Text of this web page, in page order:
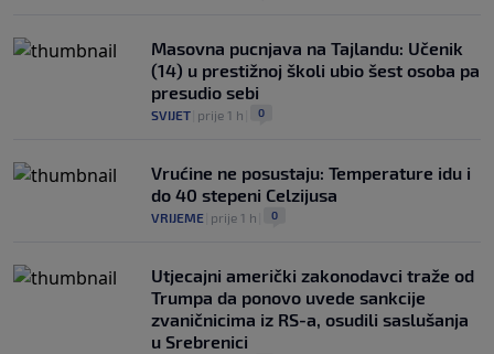
Masovna pucnjava na Tajlandu: Učenik
(14) u prestižnoj školi ubio šest osoba pa
presudio sebi
SVIJET prije 1 h 0
Vrućine ne posustaju: Temperature idu i
do 40 stepeni Celzijusa
VRIJEME prije 1 h 0
Utjecajni američki zakonodavci traže od
Trumpa da ponovo uvede sankcije
zvaničnicima iz RS-a, osudili saslušanja
u Srebrenici